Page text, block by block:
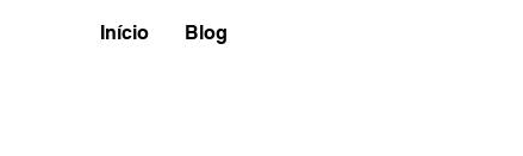
Início Blog